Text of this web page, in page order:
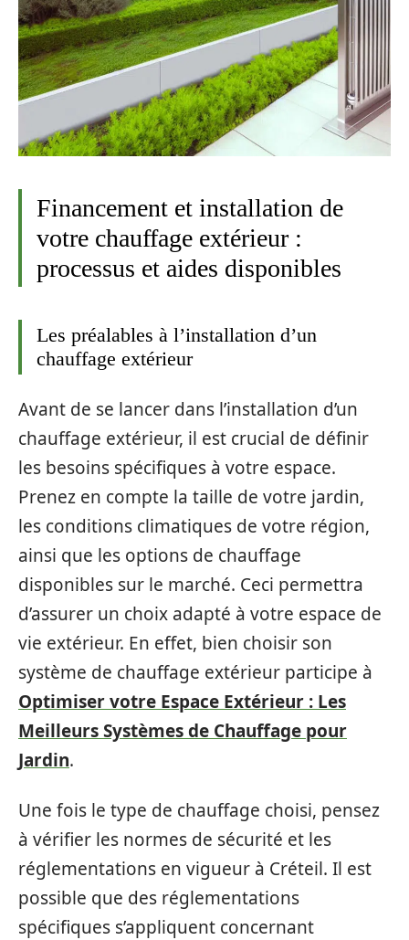
Financement et installation de
votre chauffage extérieur :
processus et aides disponibles
Les préalables à l’installation d’un
chauffage extérieur
Avant de se lancer dans l’installation d’un
chauffage extérieur, il est crucial de définir
les besoins spécifiques à votre espace.
Prenez en compte la taille de votre jardin,
les conditions climatiques de votre région,
ainsi que les options de chauffage
disponibles sur le marché. Ceci permettra
d’assurer un choix adapté à votre espace de
vie extérieur. En effet, bien choisir son
système de chauffage extérieur participe à
Optimiser votre Espace Extérieur : Les
Meilleurs Systèmes de Chauffage pour
Jardin.
Une fois le type de chauffage choisi, pensez
à vérifier les normes de sécurité et les
réglementations en vigueur à Créteil. Il est
possible que des réglementations
spécifiques s’appliquent concernant